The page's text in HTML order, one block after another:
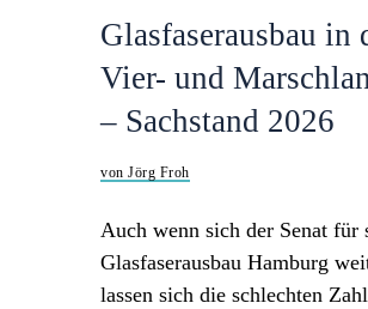
Glasfaserausbau in
Vier- und
– Sachstand 2026
von Jörg Froh
Auch wenn sich der Senat für
Glasfaserausbau Hamburg
lassen sich die schlechten